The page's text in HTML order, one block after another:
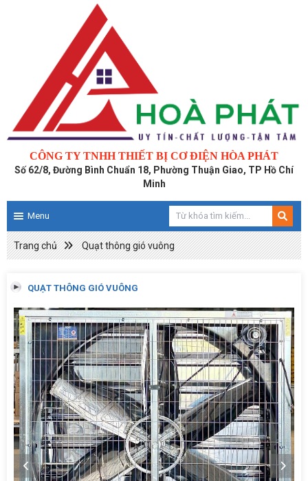
CÔNG TY TNHH THIẾT BỊ CƠ ĐIỆN HÒA PHÁT
Số 62/8, Đường Bình Chuẩn 18, Phường Thuận Giao, TP Hồ Chí
Minh
Menu
Trang chủ Quạt thông gió vuông
QUẠT THÔNG GIÓ VUÔNG